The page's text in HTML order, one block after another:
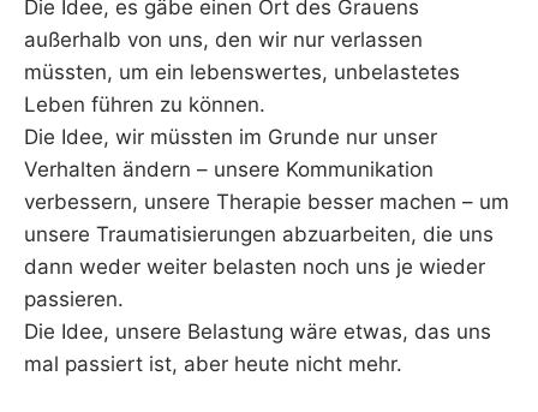
Die Idee, es gäbe einen Ort des Grauens
außerhalb von uns, den wir nur verlassen
müssten, um ein lebenswertes, unbelastetes
Leben führen zu können.
Die Idee, wir müssten im Grunde nur unser
Verhalten ändern – unsere Kommunikation
verbessern, unsere Therapie besser machen – um
unsere Traumatisierungen abzuarbeiten, die uns
dann weder weiter belasten noch uns je wieder
passieren.
Die Idee, unsere Belastung wäre etwas, das uns
mal passiert ist, aber heute nicht mehr.